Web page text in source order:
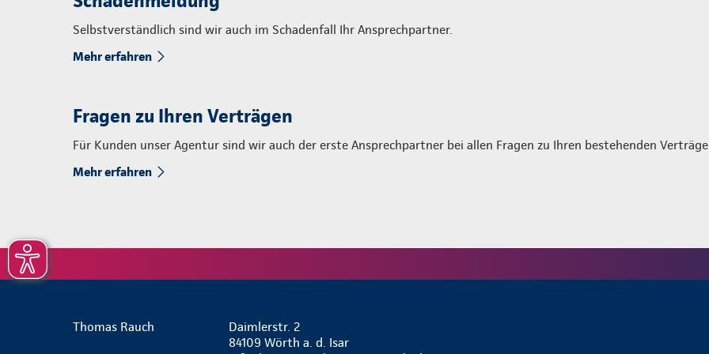
Selbstverständlich sind wir auch im Schadenfall Ihr Ansprechpartner.
Mehr erfahren
Fragen zu Ihren Verträgen
Für Kunden unser Agentur sind wir auch der erste Ansprechpartner bei allen Fragen zu Ihren bestehenden
Mehr erfahren
Thomas Rauch
Daimlerstr. 2
84109 Wörth a. d. Isar